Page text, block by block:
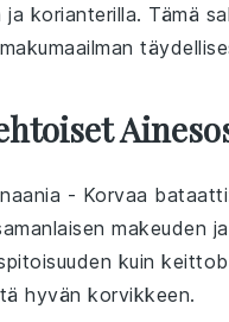
ja korianterilla. Tämä
makumaailman
- Korvaa bataatti
makeuden ja
kuin
hyvän korvikkeen.